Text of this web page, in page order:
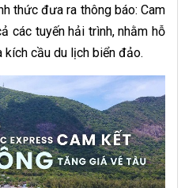
thức đưa ra thông báo: Cam
các tuyến hải trình, nhằm hỗ
kích cầu du lịch biển đảo.